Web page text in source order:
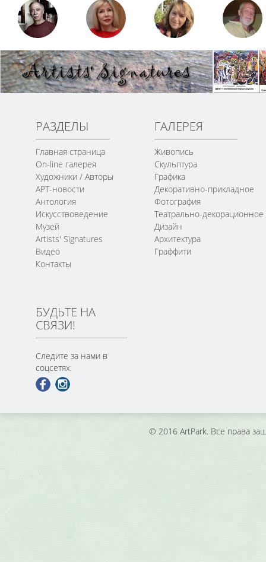
РАЗДЕЛЫ
Главная страница
On-line галерея
Художники / Авторы
АРТ-новости
Антология
Искусствоведение
Музей
Artists' Signatures
Видео
Контакты
ГАЛЕРЕЯ
Живопись
Скульптура
Графика
Декоративно-прикладное
Фотография
Театрально-декорационное
Дизайн
Архитектура
Граффити
БУДЬТЕ НА
СВЯЗИ!
Следите за нами в
соцсетях:
© 2016 ArtPark. Все права